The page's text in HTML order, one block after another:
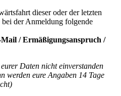
dieser oder der letzten
bei der Anmeldung folgende
/ Ermäßigungsanspruch /
Daten nicht einverstanden
werden eure Angaben 14 Tage